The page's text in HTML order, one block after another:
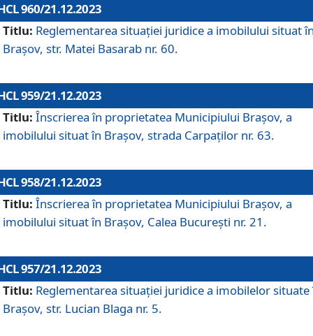
960/21.12.2023
Titlu: Reglementarea situației juridice a imobilului situat
Brașov, str. Matei Basarab nr. 60.
959/21.12.2023
Titlu: Înscrierea în proprietatea Municipiului Brașov, a
imobilului situat în Brașov, strada Carpaților nr. 63.
958/21.12.2023
Titlu: Înscrierea în proprietatea Municipiului Brașov, a
imobilului situat în Brașov, Calea București nr. 21.
957/21.12.2023
Titlu: Reglementarea situației juridice a imobilelor situate
Brașov, str. Lucian Blaga nr. 5.